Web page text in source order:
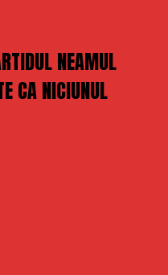
NEAMUL
CA NICIUNUL